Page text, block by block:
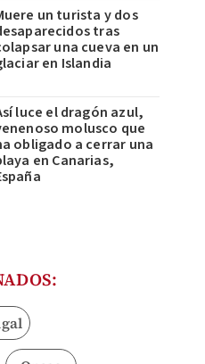
un turista y dos
tras
una cueva en un
en Islandia
luce el dragón azul,
molusco que
obligado a cerrar una
en Canarias,